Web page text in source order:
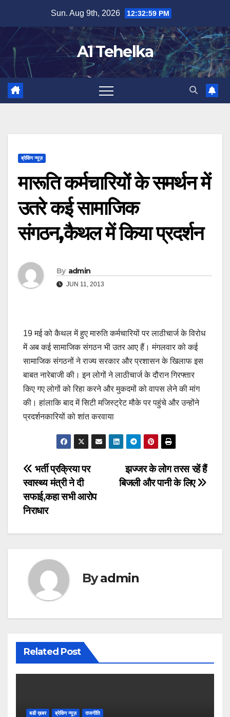
content
Sun. Aug 9th, 2026 12:33:00 PM
A1 Tehelka
ब्रेकिंग न्यूज़
मारूति कर्मचारियों के समर्थन में
उतरे कई सामाजिक
संगठन,कैथल में किया प्रदर्शन
By admin
JUN 11, 2013
19 मई को कैथल में हुए मारुति कर्मचारियों पर लाठीचार्ज के विरोध
में अब कई सामाजिक संगठन भी उतर आए हैं। मंगलवार को कई
सामाजिक संगठनों ने राज्य सरकार और प्रशासन के खिलाफ इस
बाबत नारेबाजी की। इन लोगों ने लाठीचार्ज के दौरान गिरफ्तार
किए गए लोगों को रिहा करने और मुकदमों को वापस लेने की मांग
की। हांलाकि बाद में सिटी मजिस्ट्रेट मौके पर पहुंचे और उन्होंने
प्रदर्शनकारियों को शांत करवाया
Post
navigation
झज्जर के लोग तरस रहें हैं
बिजली और पानी के लिए
भर्ती प्रक्रिया पर
स्वास्थ्य मंत्री ने दी
सफाई,कहा सभी आरोप
निराधार
Byadmin
Related Post
बडी ख़बर ब्रेकिंग न्यूज़ राजनीति